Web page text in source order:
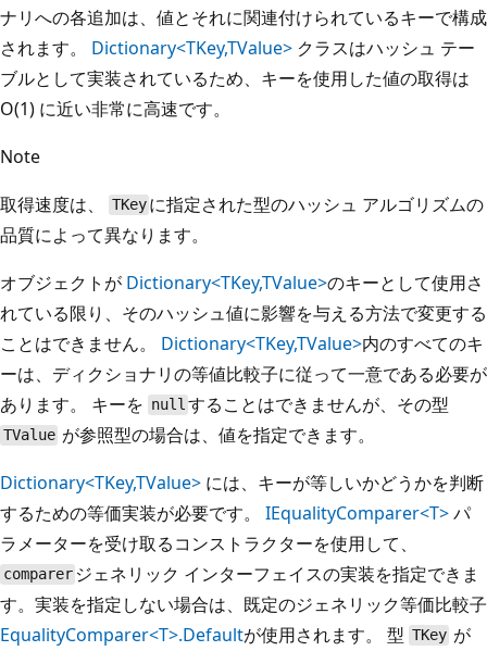
ナリへの各追加は、値とそれに関連付けられているキーで構成
されます。 Dictionary<TKey,TValue> クラスはハッシュ テー
ブルとして実装されているため、キーを使用した値の取得は
O(1) に近い非常に高速です。
Note
取得速度は、
TKey に指定された型のハッシュ アルゴリズムの
品質によって異なります。
オブジェクトが Dictionary<TKey,TValue>のキーとして使用さ
れている限り、そのハッシュ値に影響を与える方法で変更する
ことはできません。 Dictionary<TKey,TValue>内のすべてのキ
ーは、ディクショナリの等値比較子に従って一意である必要が
あります。 キーを null することはできませんが、その型
TValue が参照型の場合は、値を指定できます。
Dictionary<TKey,TValue> には、キーが等しいかどうかを判断
するための等価実装が必要です。 IEqualityComparer<T>パ
ラメーターを受け取るコンストラクターを使用して、
comparer ジェネリック インターフェイスの実装を指定できま
す。実装を指定しない場合は、既定のジェネリック等価比較子
EqualityComparer<T>.Defaultが使用されます。 型 TKey が